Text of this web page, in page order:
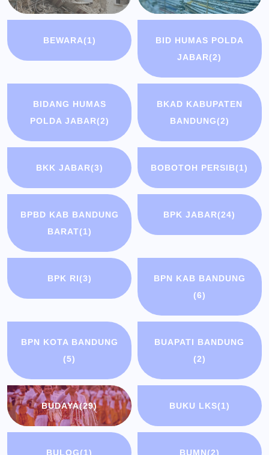
BEWARA(1)
BID HUMAS POLDA
JABAR(2)
BIDANG HUMAS
POLDA JABAR(2)
BKAD KABUPATEN
BANDUNG(2)
BKK JABAR(3) BOBOTOH PERSIB(1)
BPBD KAB BANDUNG
BARAT(1)
BPK JABAR(24)
BPK RI(3)
BPN KAB BANDUNG
(6)
BPN KOTA BANDUNG
(5)
BUAPATI BANDUNG
(2)
BUDAYA(29) BUKU LKS(1)
BULOG(1) BUMN(2)